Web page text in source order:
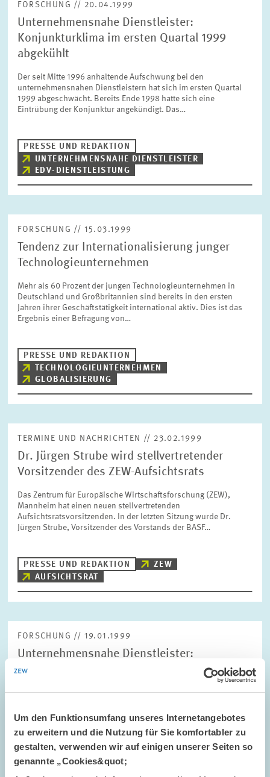
Um den Funktionsumfang unseres Internetangebotes
zu erweitern und die Nutzung für Sie komfortabler zu
gestalten, verwenden wir auf einigen unserer Seiten so
genannte „Cookies&quot;
FORSCHUNG // 20.04.1999
Unternehmensnahe Dienstleister:
Konjunkturklima im ersten Quartal 1999
abgekühlt
Der seit Mitte 1996 anhaltende Aufschwung bei den
unternehmensnahen Dienstleistern hat sich im ersten Quartal
1999 abgeschwächt. Bereits Ende 1998 hatte sich eine
Eintrübung der Konjunktur angekündigt. Das…
PRESSE UND REDAKTION
UNTERNEHMENSNAHE DIENSTLEISTER
EDV-DIENSTLEISTUNG
FORSCHUNG // 15.03.1999
Tendenz zur Internationalisierung junger
Technologieunternehmen
Mehr als 60 Prozent der jungen Technologieunternehmen in
Deutschland und Großbritannien sind bereits in den ersten
Jahren ihrer Geschäftstätigkeit international aktiv. Dies ist das
Ergebnis einer Befragung von…
PRESSE UND REDAKTION
TECHNOLOGIEUNTERNEHMEN
GLOBALISIERUNG
TERMINE UND NACHRICHTEN // 23.02.1999
Dr. Jürgen Strube wird stellvertretender
Vorsitzender des ZEW-Aufsichtsrats
Das Zentrum für Europäische Wirtschaftsforschung (ZEW),
Mannheim hat einen neuen stellvertretenden
Aufsichtsratsvorsitzenden. In der letzten Sitzung wurde Dr.
Jürgen Strube, Vorsitzender des Vorstands der BASF…
PRESSE UND REDAKTION
ZEW
AUFSICHTSRAT
FORSCHUNG // 19.01.1999
Unternehmensnahe Dienstleister:
Konjunkturelle Abschwächung in Sicht?
Zum zweiten Mal in Folge hat sich die konjunkturelle Lage bei
Bereits im dritten Quartal 1998 wurde die Geschäftslage als
unverändert gegenüber dem…
PRESSE UND REDAKTION
UNTERNEHMENSNAHE DIENSTLEISTER